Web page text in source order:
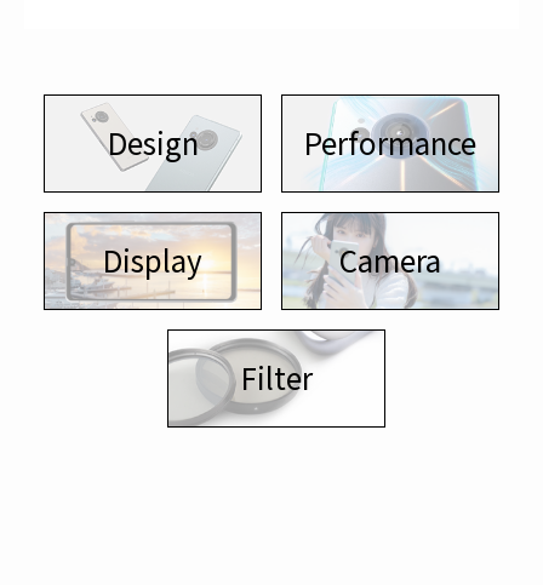
Design Performance
Display Camera
Filter